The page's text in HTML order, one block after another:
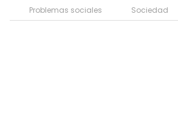
Problemas sociales Sociedad